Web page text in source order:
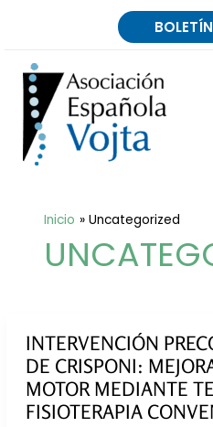
Inicio Uncategorized
INTERVENCIÓN
DE CRISPONI:
MOTOR MEDIANTE
FISIOTERAPIA